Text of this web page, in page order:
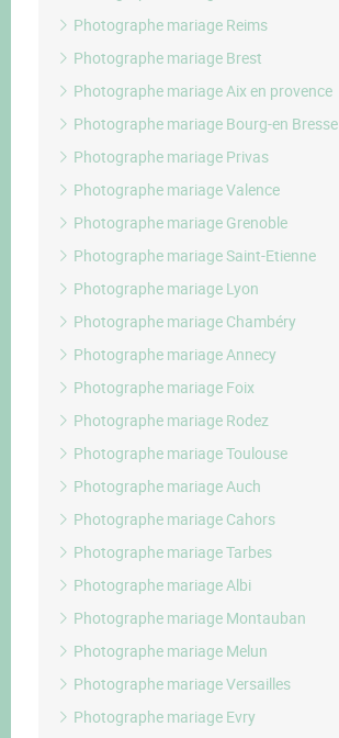
Photographe mariage Reims
Photographe mariage Brest
Photographe mariage Aix en provence
Photographe mariage Bourg-en Bresse
Photographe mariage Privas
Photographe mariage Valence
Photographe mariage Grenoble
Photographe mariage Saint-Etienne
Photographe mariage Lyon
Photographe mariage Chambéry
Photographe mariage Annecy
Photographe mariage Foix
Photographe mariage Rodez
Photographe mariage Toulouse
Photographe mariage Auch
Photographe mariage Cahors
Photographe mariage Tarbes
Photographe mariage Albi
Photographe mariage Montauban
Photographe mariage Melun
Photographe mariage Versailles
Photographe mariage Evry